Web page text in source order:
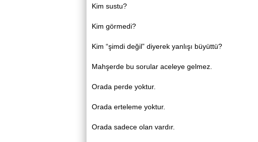
Kim sustu?
Kim görmedi?
Kim “şimdi değil” diyerek yanlışı büyüttü?
Mahşerde bu sorular aceleye gelmez.
Orada perde yoktur.
Orada erteleme yoktur.
Orada sadece olan vardır.